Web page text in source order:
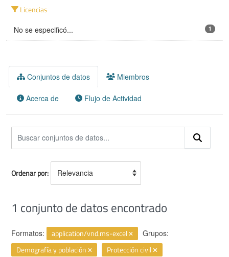
Licencias
No se especificó... 1
Conjuntos de datos Miembros
Acerca de Flujo de Actividad
Ordenar por
1 conjunto de datos encontrado
Formatos: application/vnd.ms-excel Grupos:
Demografía y población
Protección civil